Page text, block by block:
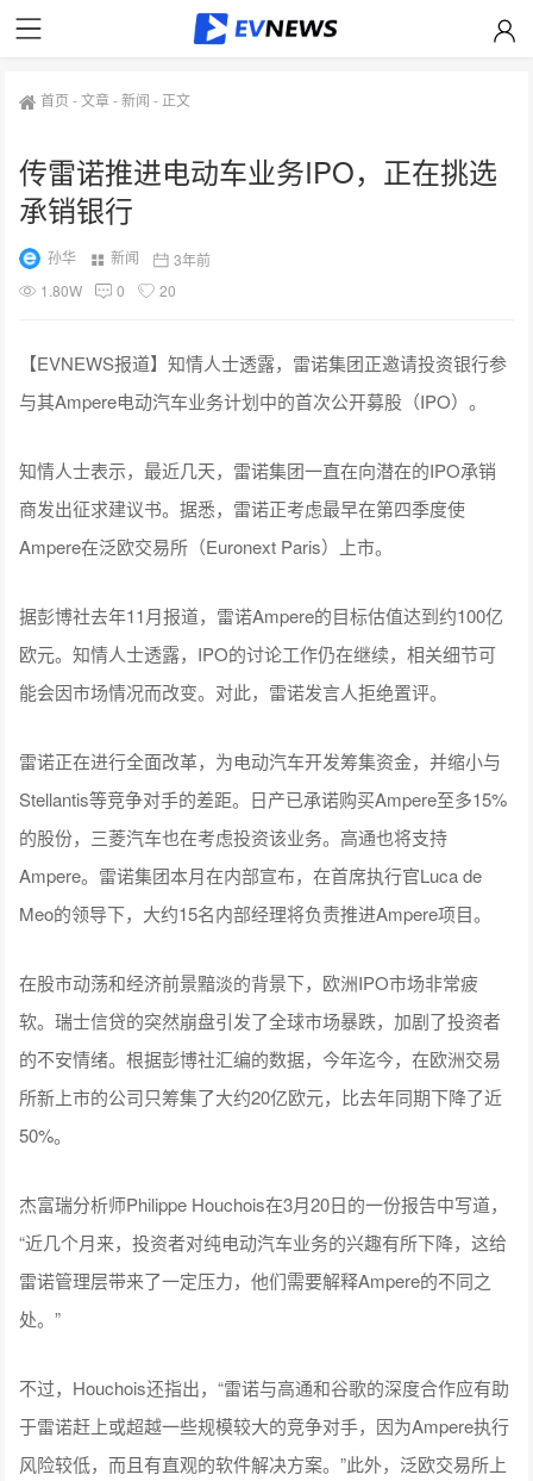
首页 -文章-新闻 - 正文
传雷诺推进电动车业务IPO，正在挑选
承销银行
孙华 新闻
3年前
1.80W
0 20
【EVNEWS报道】知情人士透露，雷诺集团正邀请投资银行参
与其Ampere电动汽车业务计划中的首次公开募股（IPO）。
知情人士表示，最近几天，雷诺集团一直在向潜在的IPO承销
商发出征求建议书。据悉，雷诺正考虑最早在第四季度使
Ampere在泛欧交易所（Euronext Paris）上市。
据彭博社去年11月报道，雷诺Ampere的目标估值达到约100亿
欧元。知情人士透露，IPO的讨论工作仍在继续，相关细节可
能会因市场情况而改变。对此，雷诺发言人拒绝置评。
雷诺正在进行全面改革，为电动汽车开发筹集资金，并缩小与
Stellantis等竞争对手的差距。日产已承诺购买Ampere至多15%
的股份，三菱汽车也在考虑投资该业务。高通也将支持
Ampere。雷诺集团本月在内部宣布，在首席执行官Luca de
Meo的领导下，大约15名内部经理将负责推进Ampere项目。
在股市动荡和经济前景黯淡的背景下，欧洲IPO市场非常疲
软。瑞士信贷的突然崩盘引发了全球市场暴跌，加剧了投资者
的不安情绪。根据彭博社汇编的数据，今年迄今，在欧洲交易
所新上市的公司只筹集了大约20亿欧元，比去年同期下降了近
50%。
杰富瑞分析师Philippe Houchois在3月20日的一份报告中写道，
“近几个月来，投资者对纯电动汽车业务的兴趣有所下降，这给
雷诺管理层带来了一定压力，他们需要解释Ampere的不同之
处。”
不过，Houchois还指出，“雷诺与高通和谷歌的深度合作应有助
于雷诺赶上或超越一些规模较大的竞争对手，因为Ampere执行
风险较低，而且有直观的软件解决方案。”此外，泛欧交易所上